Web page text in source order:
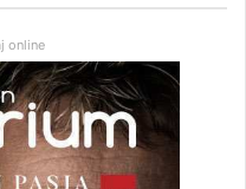
celowe
w tygodniu,
choćby
coś zjeść,
online